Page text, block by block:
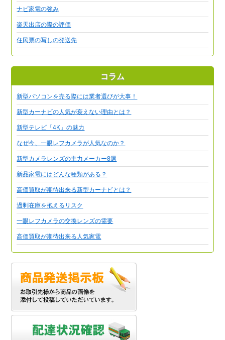
ナビ家電の強み
楽天出店の際の評価
住民票の写しの発送先
コラム
新型パソコンを売る際には業者選びが大事！
新型カーナビの人気が衰えない理由とは？
新型テレビ「4K」の魅力
なぜ今、一眼レフカメラが人気なのか？
新型カメラレンズの主力メーカー8選
新品家電にはどんな種類がある？
高価買取が期待出来る新型カーナビとは？
過剰在庫を抱えるリスク
一眼レフカメラの交換レンズの需要
高価買取が期待出来る人気家電